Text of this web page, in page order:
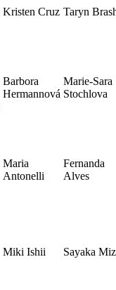
Kristen Cruz Taryn
Barbora
Hermannová
Marie-Sara
Stochlova
Maria
Antonelli
Fernanda
Alves
Miki Ishii Sayaka